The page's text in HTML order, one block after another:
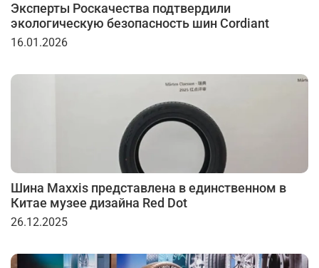
Эксперты Роскачества подтвердили
экологическую безопасность шин Cordiant
16.01.2026
Шина Maxxis представлена в единственном в
Китае музее дизайна Red Dot
26.12.2025